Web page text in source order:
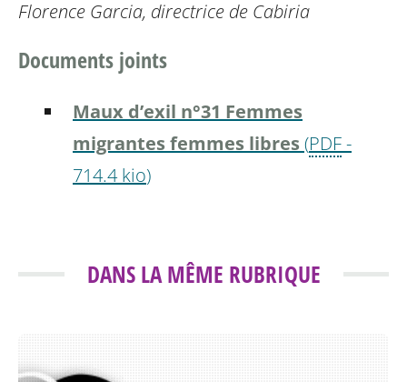
Florence Garcia, directrice de Cabiria
Documents joints
Maux d’exil n°31 Femmes
migrantes femmes libres (PDF-
714.4 kio)
DANS LA MÊME RUBRIQUE